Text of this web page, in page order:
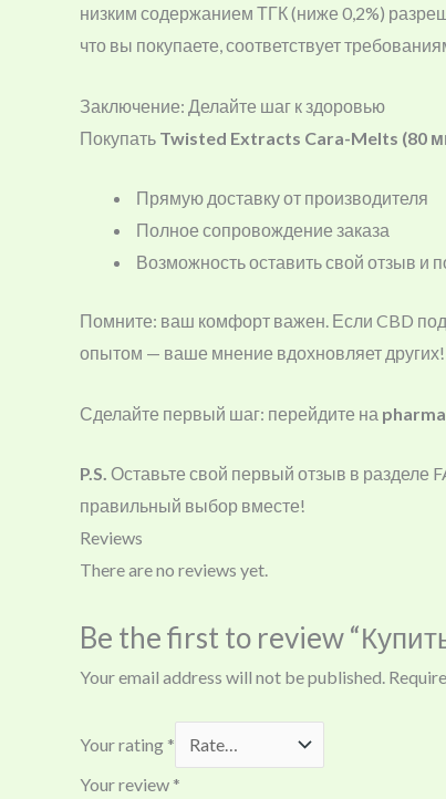
низким содержанием ТГК (ниже 0,2%)
что вы покупаете, соответствует
Заключение: Делайте шаг к здоровью
Покупать Twisted Extracts Cara-Melts (80
Прямую доставку от производителя
Полное сопровождение заказа
Возможность оставить свой отзыв и
Помните: ваш комфорт важен. Если CBD
опытом — ваше мнение вдохновляет других!
Сделайте первый шаг: перейдите на
P.S. Оставьте свой первый отзыв в разделе
правильный выбор вместе!
Reviews
There are no reviews yet.
Be the first to review
Your email address will not be published.
Your rating *
Your review *